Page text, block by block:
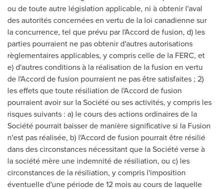
ou de toute autre législation applicable, ni à obtenir l'aval
des autorités concernées en vertu de la loi canadienne sur
la concurrence, tel que prévu par l'Accord de fusion, d) les
parties pourraient ne pas obtenir d'autres autorisations
règlementaires applicables, y compris celle de la FERC, et
e) d'autres conditions à la réalisation de la fusion en vertu
de l'Accord de fusion pourraient ne pas être satisfaites ; 2)
les effets que toute résiliation de l'Accord de fusion
pourraient avoir sur la Société ou ses activités, y compris les
risques suivants : a) le cours des actions ordinaires de la
Société pourrait baisser de manière significative si la Fusion
n'est pas réalisée, b) l'Accord de fusion pourrait être résilié
dans des circonstances nécessitant que la Société verse à
la société mère une indemnité de résiliation, ou c) les
circonstances de la résiliation, y compris l'imposition
éventuelle d'une période de 12 mois au cours de laquelle